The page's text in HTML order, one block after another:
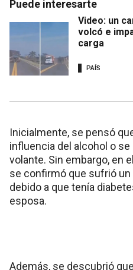
Puede interesarte
Video: un
volcó e
carga
PAÍS
Inicialmente, se pensó
influencia del alcohol o se
volante. Sin embargo, en
se confirmó que sufrió
debido a que tenía
esposa.
Además, se descubrió